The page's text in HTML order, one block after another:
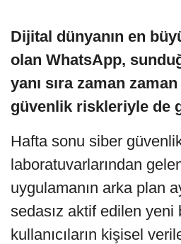
Dijital dünyanın en
olan WhatsApp,
yanı sıra zaman
güvenlik riskleriyle de
Hafta sonu siber
laboratuvarlarından
uygulamanın arka plan
sedasız aktif edilen yeni
kullanıcıların kişisel